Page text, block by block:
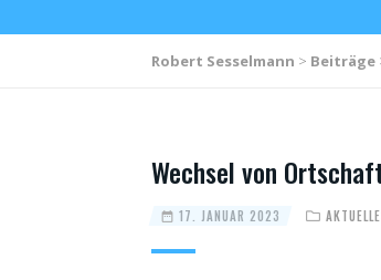
Robert Sesselmann > Beiträge
Wechsel von
17. JANUAR 2023